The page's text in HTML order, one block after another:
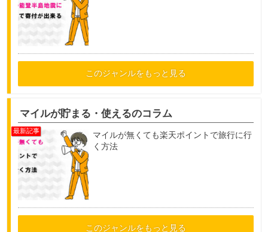
このジャンルをもっと見る
マイルが貯まる・使えるのコラム
マイルが無くても楽天ポイントで旅行に行
く方法
このジャンルをもっと見る